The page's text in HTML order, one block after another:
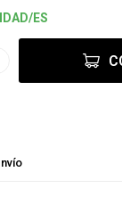
ES